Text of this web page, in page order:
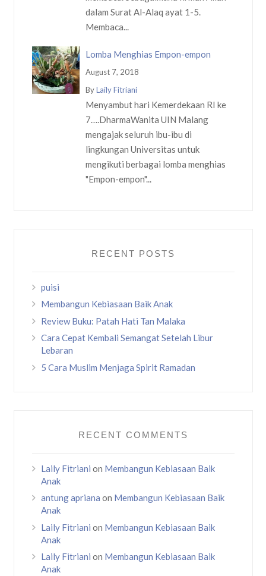
dalam Surat Al-Alaq ayat 1-5.
Membaca...
Lomba Menghias Empon-empon
August 7, 2018
ByLaily Fitriani
Menyambut hari Kemerdekaan RI ke
7….DharmaWanita UIN Malang
mengajak seluruh ibu-ibu di
lingkungan Universitas untuk
mengikuti berbagai lomba menghias
"Empon-empon"...
RECENT POSTS
puisi
Membangun Kebiasaan Baik Anak
Review Buku: Patah Hati Tan Malaka
Cara Cepat Kembali Semangat Setelah Libur
Lebaran
5 Cara Muslim Menjaga Spirit Ramadan
RECENT COMMENTS
Laily Fitriani on Membangun Kebiasaan Baik
Anak
antung apriana on Membangun Kebiasaan Baik
Anak
Laily Fitriani on Membangun Kebiasaan Baik
Anak
Laily Fitriani on Membangun Kebiasaan Baik
Anak